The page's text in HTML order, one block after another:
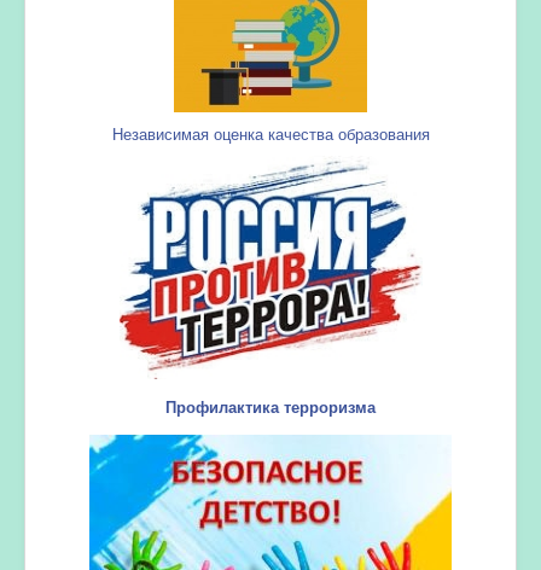
Независимая оценка качества образования
Профилактика терроризма